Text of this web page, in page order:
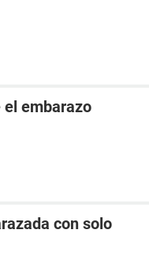
el embarazo
con solo